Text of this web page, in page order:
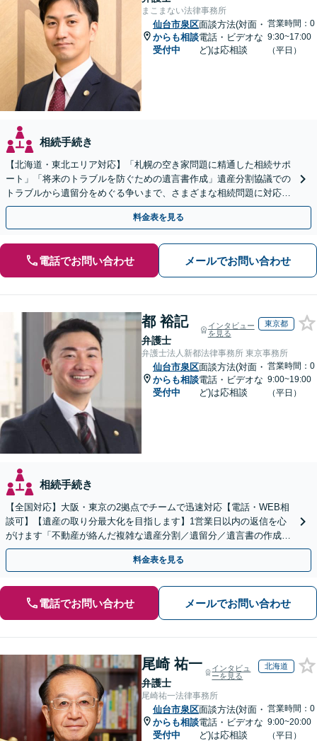
まこまない法律事務所
仙台市泉区
からも相談
受付中
面談方法(対面・
電話・ビデオな
ど)は応相談
営業時間：0
9:30~17:00
（平日）
相続手続き
【北海道・東北エリア対応】「札幌の空き家問題に精通した相続サポ
ート」「将来のトラブルを防ぐための遺言書作成」遺産分割協議での
トラブルから遺留分をめぐる争いまで、さまざまな相続問題に対応し
ています「アクセス良好・WEB面談対応で安心の相談」
料金表を見る
電話でお問い合わせ メールでお問い合わせ
都 裕記
弁護士
インタビュー
を見る
東京都
弁護士法人新都法律事務所 東京事務所
仙台市泉区
からも相談
受付中
面談方法(対面・
電話・ビデオな
ど)は応相談
営業時間：0
9:00~19:00
（平日）
相続手続き
【全国対応】大阪・東京の2拠点でチームで迅速対応【電話・WEB相
談可】【遺産の取り分最大化を目指します】1営業日以内の返信を心
がけます「不動産が絡んだ複雑な遺産分割／遺留分／遺言書の作成・
執行／事業承継など、お任せください」【休日相談あり】
料金表を見る
電話でお問い合わせ メールでお問い合わせ
尾崎 祐一
弁護士
インタビュ
ーを見る
北海道
尾崎祐一法律事務所
仙台市泉区
からも相談
受付中
面談方法(対面・
電話・ビデオな
ど)は応相談
営業時間：0
9:00~20:00
（平日）